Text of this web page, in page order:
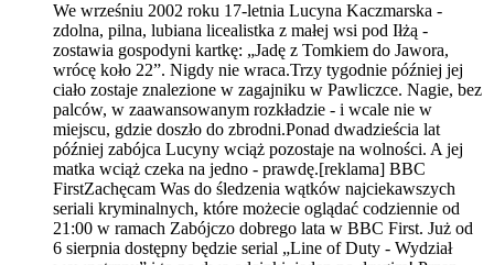
We wrześniu 2002 roku 17-letnia Lucyna Kaczmarska -
zdolna, pilna, lubiana licealistka z małej wsi pod Iłżą -
zostawia gospodyni kartkę: „Jadę z Tomkiem do Jawora,
wrócę koło 22”. Nigdy nie wraca.Trzy tygodnie później jej
ciało zostaje znalezione w zagajniku w Pawliczce. Nagie, bez
palców, w zaawansowanym rozkładzie - i wcale nie w
miejscu, gdzie doszło do zbrodni.Ponad dwadzieścia lat
później zabójca Lucyny wciąż pozostaje na wolności. A jej
matka wciąż czeka na jedno - prawdę.[reklama] BBC
FirstZachęcam Was do śledzenia wątków najciekawszych
seriali kryminalnych, które możecie oglądać codziennie od
21:00 w ramach Zabójczo dobrego lata w BBC First. Już od
6 sierpnia dostępny będzie serial „Line of Duty - Wydział